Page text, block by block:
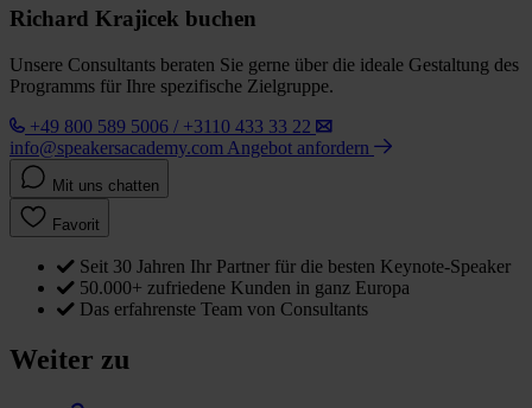
Richard Krajicek buchen
Unsere Consultants beraten Sie gerne über die ideale Gestaltung des
Programms für Ihre spezifische Zielgruppe.
+49 800 589 5006 / +3110 433 33 22
info@speakersacademy.com Angebot anfordern
Mit uns chatten
Favorit
Seit 30 Jahren Ihr Partner für die besten Keynote-Speaker
50.000+ zufriedene Kunden in ganz Europa
Das erfahrenste Team von Consultants
Weiter zu